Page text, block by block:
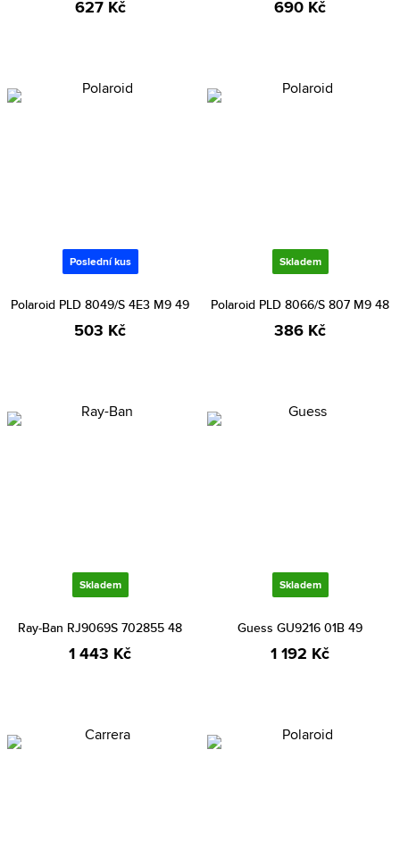
627 Kč 690 Kč
Poslední kus
Polaroid PLD 8049/S 4E3 M9 49
503 Kč
Skladem
Polaroid PLD 8066/S 807 M9 48
386 Kč
Skladem
Ray-Ban RJ9069S 702855 48
1 443 Kč
Skladem
Guess GU9216 01B 49
1 192 Kč